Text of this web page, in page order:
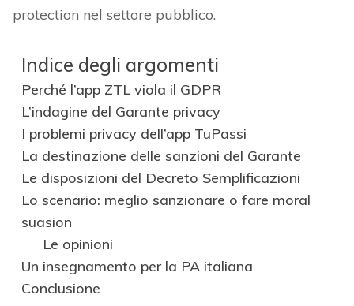
protection nel settore pubblico.
Indice degli argomenti
Perché l’app ZTL viola il GDPR
L’indagine del Garante privacy
I problemi privacy dell’app TuPassi
La destinazione delle sanzioni del Garante
Le disposizioni del Decreto Semplificazioni
Lo scenario: meglio sanzionare o fare moral
suasion
Le opinioni
Un insegnamento per la PA italiana
Conclusione